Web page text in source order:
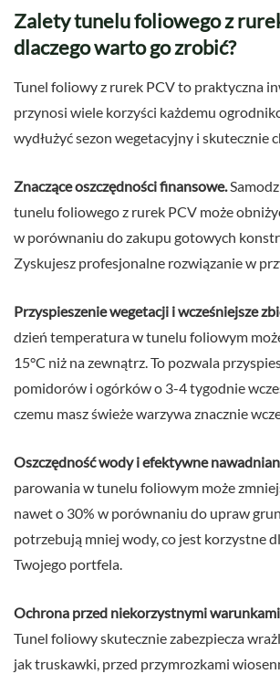
Zalety tunelu foliowego z
dlaczego warto go zrobić?
Tunel foliowy z rurek PCV to praktyczna
przynosi wiele korzyści każdemu
wydłużyć sezon wegetacyjny i skutecznie
Znaczące oszczędności finansowe.
tunelu foliowego z rurek PCV może
w porównaniu do zakupu gotowych
Zyskujesz profesjonalne rozwiązanie w
Przyspieszenie wegetacji i wcześniejsze
dzień temperatura w tunelu foliowym
15°C niż na zewnątrz. To pozwala
pomidorów i ogórków o 3-4 tygodnie
czemu masz świeże warzywa znacznie
Oszczędność wody i efektywne
parowania w tunelu foliowym może
nawet o 30% w porównaniu do upraw
potrzebują mniej wody, co jest korzystne
Twojego portfela.
Ochrona przed niekorzystnymi
Tunel foliowy skutecznie zabezpiecza
jak truskawki, przed przymrozkami